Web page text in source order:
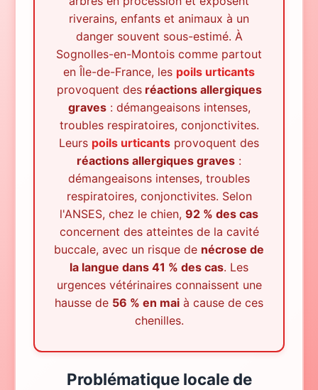
riverains, enfants et animaux à un
danger souvent sous-estimé. À
Sognolles-en-Montois comme partout
en Île-de-France, les poils urticants
provoquent desréactions allergiques
graves : démangeaisons intenses,
troubles respiratoires, conjonctivites.
Leurs poils urticants provoquent des
réactions allergiques graves :
démangeaisons intenses, troubles
respiratoires, conjonctivites. Selon
l'ANSES, chez le chien, 92 % des cas
concernent des atteintes de la cavité
buccale, avec un risque de nécrose de
la langue dans 41 % des cas. Les
urgences vétérinaires connaissent une
hausse de 56 % en mai à cause de ces
chenilles.
Problématique locale de